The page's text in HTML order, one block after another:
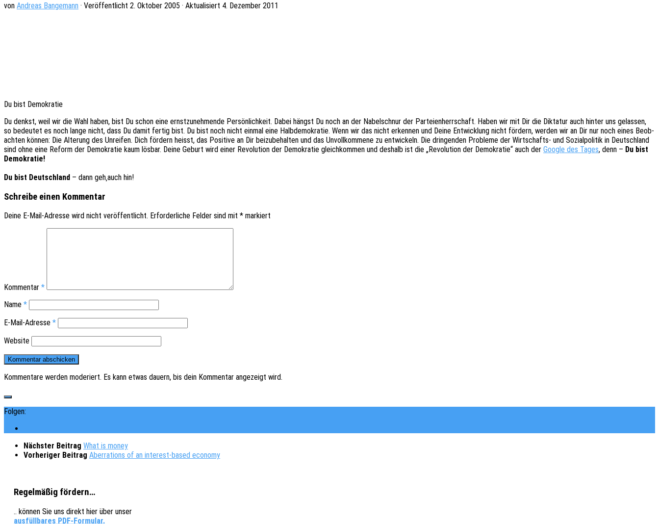
von Andreas Bangemann · Veröffentlicht 2. Oktober 2005 · Aktualisiert 4. Dezember 2011
Du bist Demokratie
Du denkst, weil wir die Wahl haben, bist Du schon eine ernst­zu­neh­men­de Persön­lich­keit. Dabei hängst Du noch an der Nabel­schnur der Partei­en­herr­schaft. Haben wir mit Dir die Dikta­tur auch hinter uns gelas­sen,
so bedeu­tet es noch lange nicht, dass Du damit fertig bist. Du bist noch nicht einmal eine Halb­de­mo­kra­tie. Wenn wir das nicht erken­nen und Deine Entwick­lung nicht fördern, werden wir an Dir nur noch eines Beob­
ach­ten können: Die Alte­rung des Unrei­fen. Dich fördern heisst, das Posi­ti­ve an Dir beizu­be­hal­ten und das Unvoll­kom­me­ne zu entwi­ckeln. Die drin­gen­den Proble­me der Wirt­schafts- und Sozi­al­po­li­tik in Deutsch­land
sind ohne eine Reform der Demo­kra­tie kaum lösbar. Deine Geburt wird einer Revo­lu­ti­on der Demo­kra­tie gleich­kom­men und deshalb ist die „Revo­lu­ti­on der Demo­kra­tie“ auch der Google des Tages, denn – Du bist
Demokratie!
Du bist Deutsch­land – dann geh‚auch hin!
Schreibe einen Kommentar
Deine E-Mail-Adresse wird nicht veröffentlicht. Erforderliche Felder sind mit * markiert
Kommentar *
Name *
E-Mail-Adresse *
Website
Kommentare werden moderiert. Es kann etwas dauern, bis dein Kommentar angezeigt wird.
Folgen:
Nächster Beitrag What is money
Vorheriger Beitrag Aberrations of an interest-based economy
Regelmäßig fördern…
.. können Sie uns direkt hier über unser
ausfüllbares PDF-Formular.